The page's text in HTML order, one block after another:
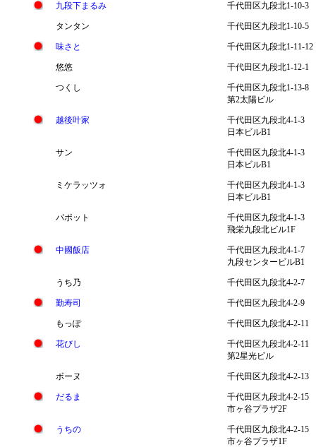
九段下まるみ 千代田区九段北1-10-3
タンタン 千代田区九段北1-10-5
味さと 千代田区九段北1-11-12
悠悠 千代田区九段北1-12-1
つくし
千代田区九段北1-13-8
第2太陽ビル
越後叶家
千代田区九段北4-1-3
日本ビルB1
サン
千代田区九段北4-1-3
日本ビルB1
ミケラッツォ
千代田区九段北4-1-3
日本ビルB1
パポット
千代田区九段北4-1-3
飛栄九段北ビル1F
中國飯店
千代田区九段北4-1-7
九段センタービルB1
うち乃 千代田区九段北4-2-7
勤寿司 千代田区九段北4-2-9
もっぽ 千代田区九段北4-2-11
花びし
千代田区九段北4-2-11
第2星光ビル
ボーヌ 千代田区九段北4-2-13
だるま
千代田区九段北4-2-15
市ヶ谷プラザ2F
うちの
千代田区九段北4-2-15
市ヶ谷プラザ1F